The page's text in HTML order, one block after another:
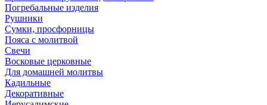
Погребальные изделия
Рушники
Сумки, просфорницы
Пояса с молитвой
Свечи
Восковые церковные
Для домашней молитвы
Кадильные
Декоративные